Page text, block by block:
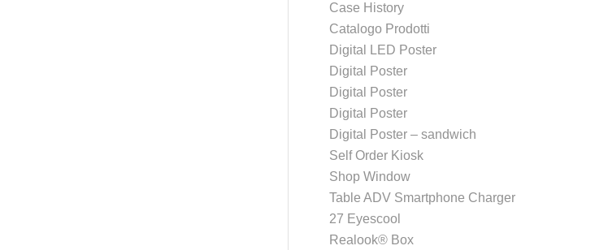
Case History
Catalogo Prodotti
Digital LED Poster
Digital Poster
Digital Poster
Digital Poster
Digital Poster – sandwich
Self Order Kiosk
Shop Window
Table ADV Smartphone Charger
27 Eyescool
Realook® Box